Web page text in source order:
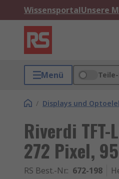
WissensportalUnsere
Menü
/ Displays und
Riverdi TFT-
272 Pixel,
RS Best.-Nr.: 672-198